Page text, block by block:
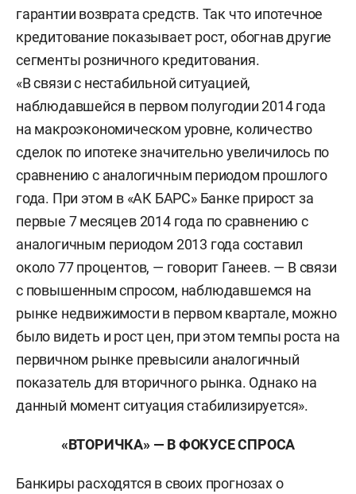
гарантии возврата средств. Так что ипотечное
кредитование показывает рост, обогнав другие
сегменты розничного кредитования.
«В связи с нестабильной ситуацией,
наблюдавшейся в первом полугодии 2014 года
на макроэкономическом уровне, количество
сделок по ипотеке значительно увеличилось по
сравнению с аналогичным периодом прошлого
года. При этом в «АК БАРС» Банке прирост за
первые 7 месяцев 2014 года по сравнению с
аналогичным периодом 2013 года составил
около 77 процентов, — говорит Ганеев. — В связи
с повышенным спросом, наблюдавшемся на
рынке недвижимости в первом квартале, можно
было видеть и рост цен, при этом темпы роста на
первичном рынке превысили аналогичный
показатель для вторичного рынка. Однако на
данный момент ситуация стабилизируется».
«ВТОРИЧКА» — В ФОКУСЕ СПРОСА
Банкиры расходятся в своих прогнозах о